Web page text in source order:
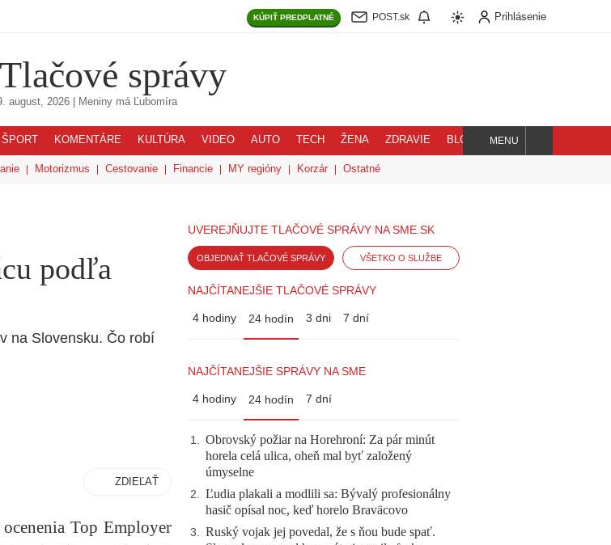
KÚPIŤ PREDPLATNÉ POST.sk Prihlásenie
Tlačové správy
august, 2026 | Meniny má Ľubomíra
ŠPORT KOMENTÁRE KULTÚRA VIDEO AUTO TECH ŽENA ZDRAVIE BLOG
Hľadaj
MENU
Motorizmus Cestovanie Financie MY regióny Korzár Ostatné
podľa
na Slovensku. Čo robí
ZDIEĽAŤ
Top Employer
UVEREJŇUJTE TLAČOVÉ SPRÁVY NA SME.SK
OBJEDNAŤ TLAČOVÉ SPRÁVY VŠETKO O SLUŽBE
NAJČÍTANEJŠIE TLAČOVÉ SPRÁVY
4 hodiny 24 hodín 3 dni 7 dní
NAJČÍTANEJŠIE SPRÁVY NA SME
4 hodiny 24 hodín 7 dní
1. Obrovský požiar na Horehroní: Za pár minút
horela celá ulica, oheň mal byť založený
úmyselne
2. Ľudia plakali a modlili sa: Bývalý profesionálny
hasič opísal noc, keď horelo Braväcovo
3. Ruský vojak jej povedal, že s ňou bude spať.